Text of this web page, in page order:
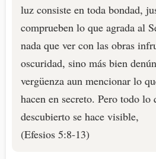
luz consiste en toda bondad,
comprueben lo que agrada al
nada que ver con las obras
oscuridad, sino más bien
vergüenza aun mencionar lo
hacen en secreto. Pero todo
descubierto se hace visible,
(Efesios 5:8-13)